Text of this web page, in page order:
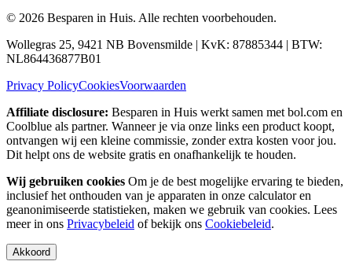
© 2026 Besparen in Huis. Alle rechten voorbehouden.
Wollegras 25, 9421 NB Bovensmilde | KvK: 87885344 | BTW:
NL864436877B01
Privacy PolicyCookiesVoorwaarden
Affiliate disclosure: Besparen in Huis werkt samen met bol.com en
Coolblue als partner. Wanneer je via onze links een product koopt,
ontvangen wij een kleine commissie, zonder extra kosten voor jou.
Dit helpt ons de website gratis en onafhankelijk te houden.
Wij gebruiken cookies Om je de best mogelijke ervaring te bieden,
inclusief het onthouden van je apparaten in onze calculator en
geanonimiseerde statistieken, maken we gebruik van cookies. Lees
meer in ons Privacybeleid of bekijk ons Cookiebeleid.
Akkoord